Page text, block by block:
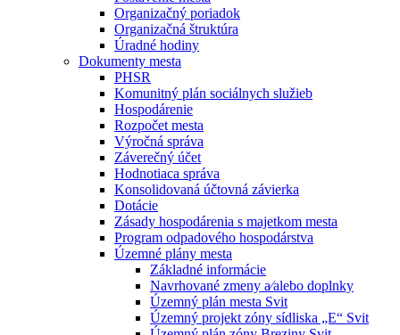
Organizačný poriadok
Organizačná štruktúra
Úradné hodiny
Dokumenty mesta
PHSR
Komunitný plán sociálnych služieb
Hospodárenie
Rozpočet mesta
Výročná správa
Záverečný účet
Hodnotiaca správa
Konsolidovaná účtovná závierka
Dotácie
Zásady hospodárenia s majetkom mesta
Program odpadového hospodárstva
Územné plány mesta
Základné informácie
Navrhované zmeny a⁄alebo doplnky
Územný plán mesta Svit
Územný projekt zóny sídliska „E“ Svit